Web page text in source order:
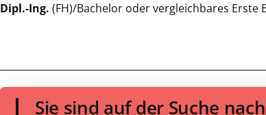
Dipl.-Ing. (FH)/Bachelor oder vergleichbares
Sie sind auf der Suche